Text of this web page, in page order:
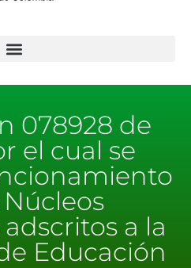
078928 de
el cual se
a la
Educación